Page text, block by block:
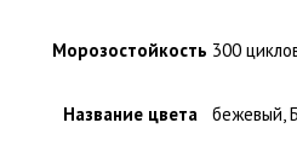
Морозостойкость 300
Название цвета бежевый,